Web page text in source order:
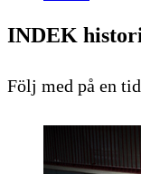
INDEK
Följ med på en